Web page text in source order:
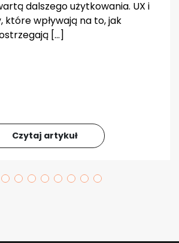
dalszego użytkowania. UX i
które wpływają na to, jak
[…]
Czytaj artykuł